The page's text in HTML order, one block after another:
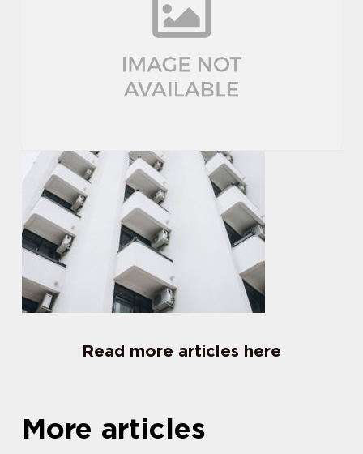
Read more articles here
More articles